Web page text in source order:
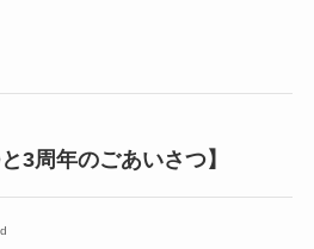
3周年のごあいさつ】